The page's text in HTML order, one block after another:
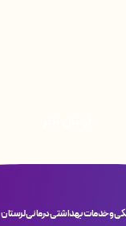
و خدمات بهداشتی درمانی لرستان